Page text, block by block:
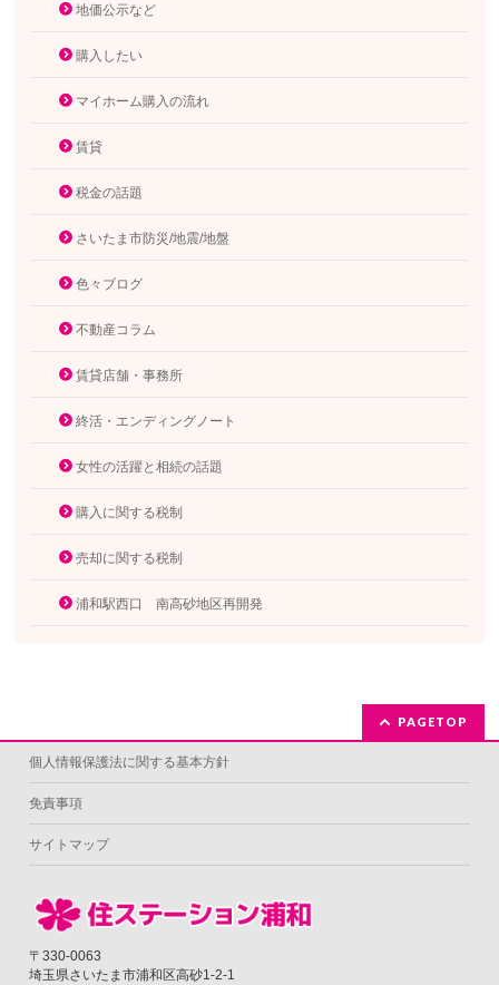
地価公示など
購入したい
マイホーム購入の流れ
賃貸
税金の話題
さいたま市防災/地震/地盤
色々ブログ
不動産コラム
賃貸店舗・事務所
終活・エンディングノート
女性の活躍と相続の話題
購入に関する税制
売却に関する税制
浦和駅西口 南高砂地区再開発
PAGETOP
個人情報保護法に関する基本方針
免責事項
サイトマップ
〒330-0063
埼玉県さいたま市浦和区高砂1-2-1